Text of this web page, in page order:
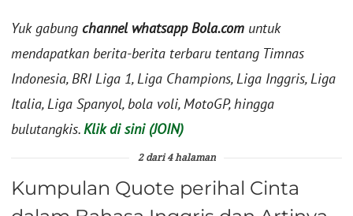
Yuk gabung channel whatsapp Bola.com untuk
mendapatkan berita-berita terbaru tentang Timnas
Indonesia, BRI Liga 1, Liga Champions, Liga Inggris, Liga
Italia, Liga Spanyol, bola voli, MotoGP, hingga
bulutangkis.Klik di sini (JOIN)
2 dari 4 halaman
Kumpulan Quote perihal Cinta